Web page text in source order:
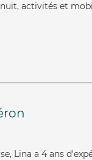
activités et
Lina a 4 ans